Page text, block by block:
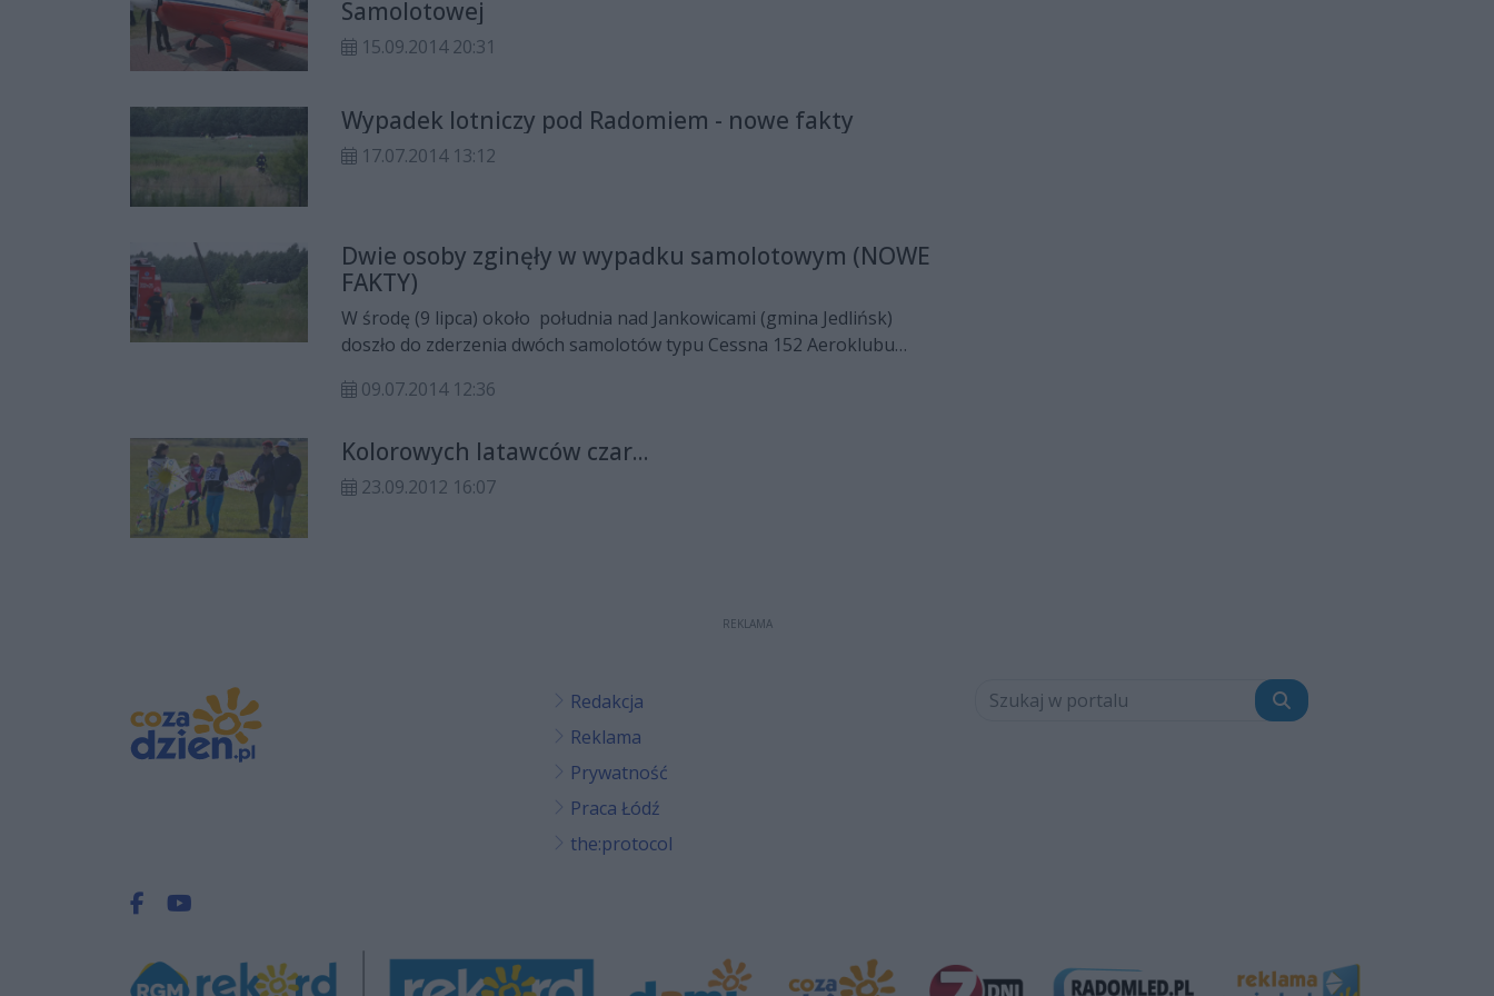
Samolotowej
15.09.2014 20:31
Wypadek lotniczy pod Radomiem - nowe fakty
17.07.2014 13:12
Dwie osoby zginęły w wypadku samolotowym (NOWE
FAKTY)
W środę (9 lipca) około południa nad Jankowicami (gmina Jedlińsk)
doszło do zderzenia dwóch samolotów typu Cessna 152 Aeroklubu
wypadku.
09.07.2014 12:36
Kolorowych latawców czar...
23.09.2012 16:07
REKLAMA
Redakcja
Reklama
Prywatność
Praca Łódź
the:protocol
Szukaj
Facebook.com
Youtube.com